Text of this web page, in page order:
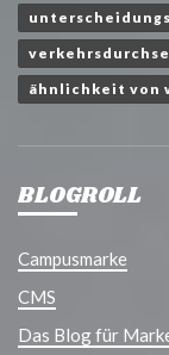
ähnlichkeit von
BLOGROLL
Campusmarke
CMS
Das Blog für